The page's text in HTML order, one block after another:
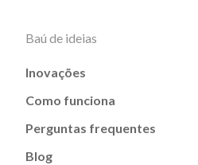
Baú de ideias
Inovações
Como funciona
Perguntas frequentes
Blog